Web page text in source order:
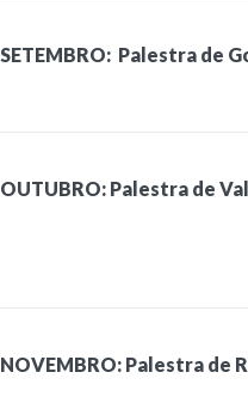
SETEMBRO: Palestra de
OUTUBRO: Palestra de
NOVEMBRO: Palestra de